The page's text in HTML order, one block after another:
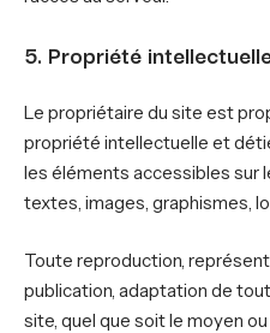
5. Propriété
Le propriétaire du site est
propriété intellectuelle et
les éléments accessibles sur
textes, images, graphismes,
Toute reproduction,
publication, adaptation de
site, quel que soit le moyen